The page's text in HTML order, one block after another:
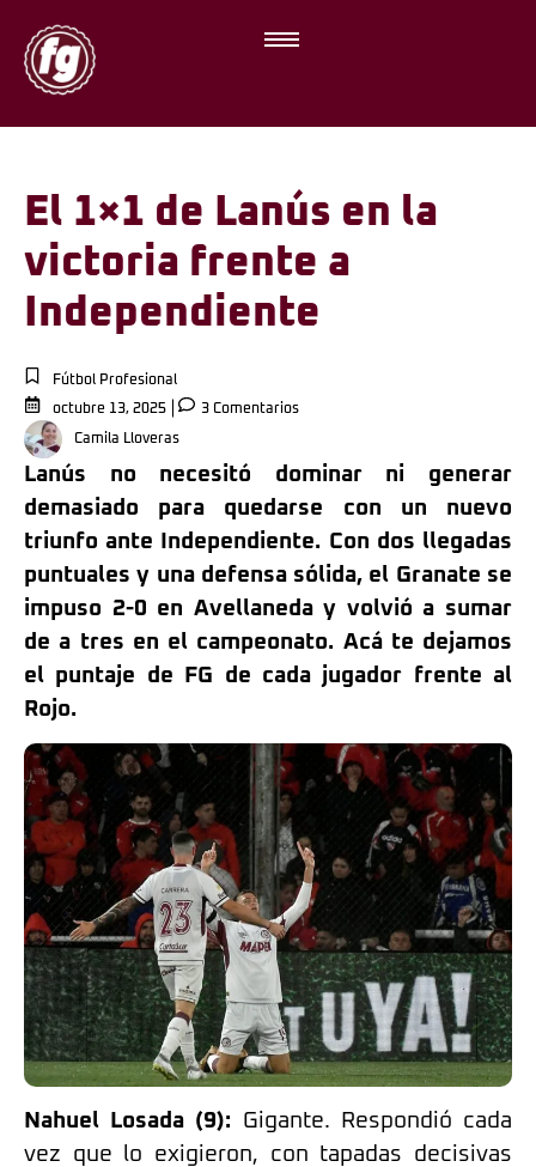
El 1×1 de Lanús en la
victoria frente a
Independiente
Fútbol Profesional
octubre 13, 2025
3 Comentarios
Camila Lloveras
Lanús no necesitó dominar ni generar
demasiado para quedarse con un nuevo
triunfo ante Independiente. Con dos llegadas
puntuales y una defensa sólida, el Granate se
impuso 2-0 en Avellaneda y volvió a sumar
de a tres en el campeonato. Acá te dejamos
el puntaje de FG de cada jugador frente al
Rojo.
Nahuel Losada (9): Gigante. Respondió cada
vez que lo exigieron, con tapadas decisivas